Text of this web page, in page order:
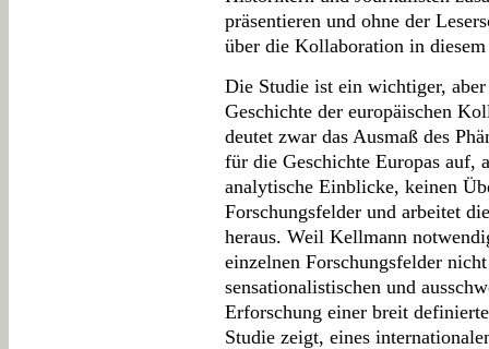
präsentieren und ohne der
über die Kollaboration in
Die Studie ist ein wichtiger,
Geschichte der europäischen
deutet zwar das Ausmaß des
für die Geschichte Europas auf,
analytische Einblicke, keinen
Forschungsfelder und arbeitet
heraus. Weil Kellmann
einzelnen Forschungsfelder
sensationalistischen und
Erforschung einer breit
Studie zeigt, eines